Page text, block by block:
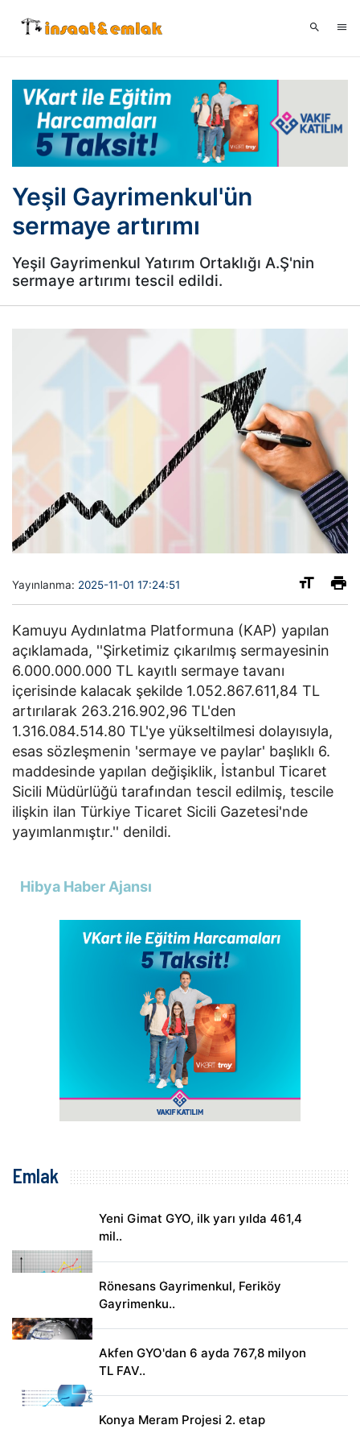
Yeşil Gayrimenkul'ün
sermaye artırımı
Yeşil Gayrimenkul Yatırım Ortaklığı A.Ş'nin
sermaye artırımı tescil edildi.
Yayınlanma: 2025-11-01 17:24:51
Kamuyu Aydınlatma Platformuna (KAP) yapılan
açıklamada, ''Şirketimiz çıkarılmış sermayesinin
6.000.000.000 TL kayıtlı sermaye tavanı
içerisinde kalacak şekilde 1.052.867.611,84 TL
artırılarak 263.216.902,96 TL'den
1.316.084.514.80 TL'ye yükseltilmesi dolayısıyla,
esas sözleşmenin 'sermaye ve paylar' başlıklı 6.
maddesinde yapılan değişiklik, İstanbul Ticaret
Sicili Müdürlüğü tarafından tescil edilmiş, tescile
ilişkin ilan Türkiye Ticaret Sicili Gazetesi'nde
yayımlanmıştır.'' denildi.
Hibya Haber Ajansı
Emlak
Yeni Gimat GYO, ilk yarı yılda 461,4
mil..
Rönesans Gayrimenkul, Feriköy
Gayrimenku..
Akfen GYO'dan 6 ayda 767,8 milyon
TL FAV..
Konya Meram Projesi 2. etap